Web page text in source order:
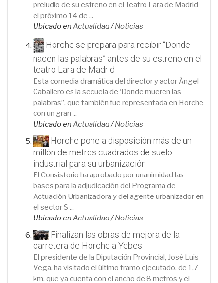
preludio de su estreno en el Teatro Lara de Madrid
el próximo 14 de ...
Ubicado en Actualidad/Noticias
Horche se prepara para recibir “Donde
nacen las palabras” antes de su estreno en el
teatro Lara de Madrid
Esta comedia dramática del director y actor Ángel
Caballero es la secuela de ‘Donde mueren las
palabras”, que también fue representada en Horche
con un gran ...
Ubicado en Actualidad/Noticias
Horche pone a disposición más de un
millón de metros cuadrados de suelo
industrial para su urbanización
El Consistorio ha aprobado por unanimidad las
bases para la adjudicación del Programa de
Actuación Urbanizadora y del agente urbanizador en
el sector S ...
Ubicado en Actualidad/Noticias
Finalizan las obras de mejora de la
carretera de Horche a Yebes
El presidente de la Diputación Provincial, José Luis
Vega, ha visitado el último tramo ejecutado, de 1,7
km, que ya cuenta con el ancho de 8 metros y el